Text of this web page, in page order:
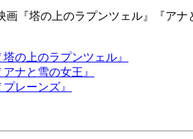
画『塔の上のラプンツェル』『ア
塔の上のラプンツェル』
アナと雪の女王』
プレーンズ』